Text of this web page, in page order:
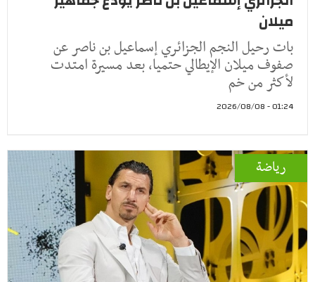
ميلان
بات رحيل النجم الجزائري إسماعيل بن ناصر عن
صفوف ميلان الإيطالي حتميا، بعد مسيرة امتدت
لأكثر من خم
01:24 - 2026/08/08
رياضة